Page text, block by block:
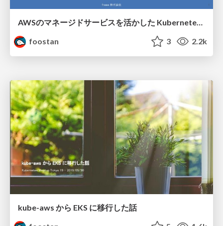
AWSのマネージドサービスを活かした Kubernetes 運用とAmazon EKS によるクラスタのシングルテナント戦略について
foostan
3 2.2k
kube-aws から EKS に移行した話